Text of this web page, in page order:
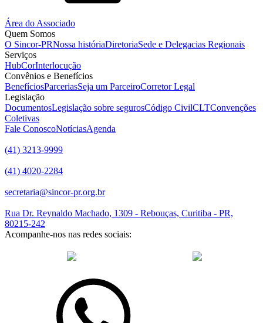
Área do Associado
Quem Somos
O Sincor-PRNossa históriaDiretoriaSede e Delegacias Regionais
Serviços
HubCorInterlocução
Convênios e Benefícios
BenefíciosParceriasSeja um ParceiroCorretor Legal
Legislação
DocumentosLegislação sobre segurosCódigo CivilCLTConvenções
Coletivas
Fale ConoscoNotíciasAgenda
(41) 3213-9999
(41) 4020-2284
secretaria@sincor-pr.org.br
Rua Dr. Reynaldo Machado, 1309 - Rebouças, Curitiba - PR,
80215-242
Acompanhe-nos nas redes sociais: